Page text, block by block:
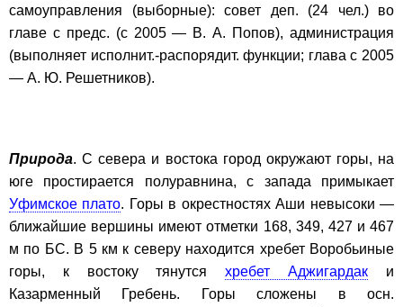
самоуправления (выборные): совет деп. (24 чел.) во
главе с предс. (с 2005 — В. А. Попов), администрация
(выполняет исполнит.-распорядит. функции; глава с 2005
— А. Ю. Решетников).
Природа. С севера и востока город окружают горы, на
юге простирается полуравнина, с запада примыкает
Уфимское плато. Горы в окрестностях Аши невысоки —
ближайшие вершины имеют отметки 168, 349, 427 и 467
м по БС. В 5 км к северу находится хребет Воробьиные
горы, к востоку тянутсяхребет Аджигардак и
Казарменный Гребень. Горы сложены в осн.